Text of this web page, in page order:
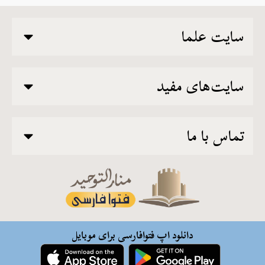
سایت علما
سایت‌های مفید
تماس با ما
دانلود اپ فتوافارسی برای موبایل